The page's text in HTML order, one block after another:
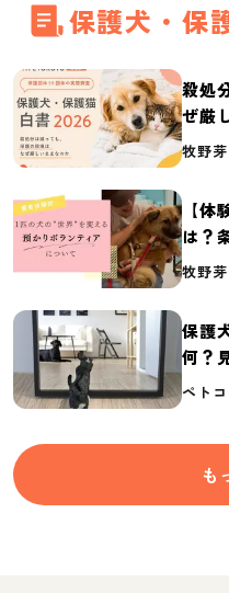
保護犬・保
殺処
ぜ厳
体の
牧野
【
は？
介
牧野
保護
何？
要な
ペト
も